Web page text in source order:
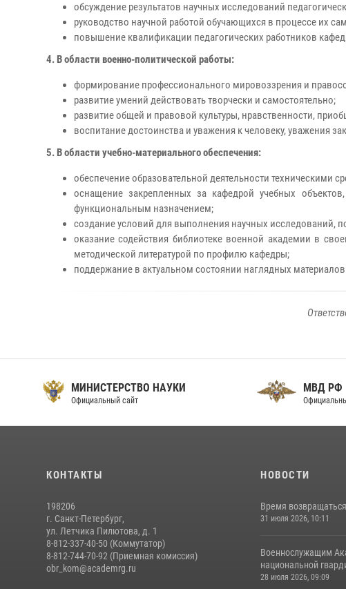
обсуждение результатов научных исследований
руководство научной работой обучающихся в процессе их
повышение квалификации педагогических работников
4. В области военно-политической работы:
формирование профессионального мировоззрения и
развитие умений действовать творчески и самостоятельно;
развитие общей и правовой культуры, нравственности,
воспитание достоинства и уважения к человеку, уважения
5. В области учебно-материального обеспечения:
обеспечение образовательной деятельности техническими
оснащение закрепленных за кафедрой учебных
функциональным назначением;
создание условий для выполнения научных исследований,
оказание содействия библиотеке военной академии в
методической литературой по профилю кафедры;
поддержание в актуальном состоянии наглядных
МИНИСТЕРСТВО НАУКИ
Официальный сайт
МВД РФ
КОНТАКТЫ
198206
г. Санкт-Петербург,
ул. Летчика Пилютова, д. 1
8-812-337-40-50 (Коммутатор)
8-812-744-70-92 (Приемная комиссия)
obr_kom@academrg.ru
НОВОСТИ
Время
31 июля 2026, 10:11
Военнослужащим
национальной
28 июля 2026, 09:09